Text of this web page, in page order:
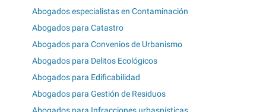
Abogados especialistas en Contaminación
Abogados para Catastro
Abogados para Convenios de Urbanismo
Abogados para Delitos Ecológicos
Abogados para Edificabilidad
Abogados para Gestión de Residuos